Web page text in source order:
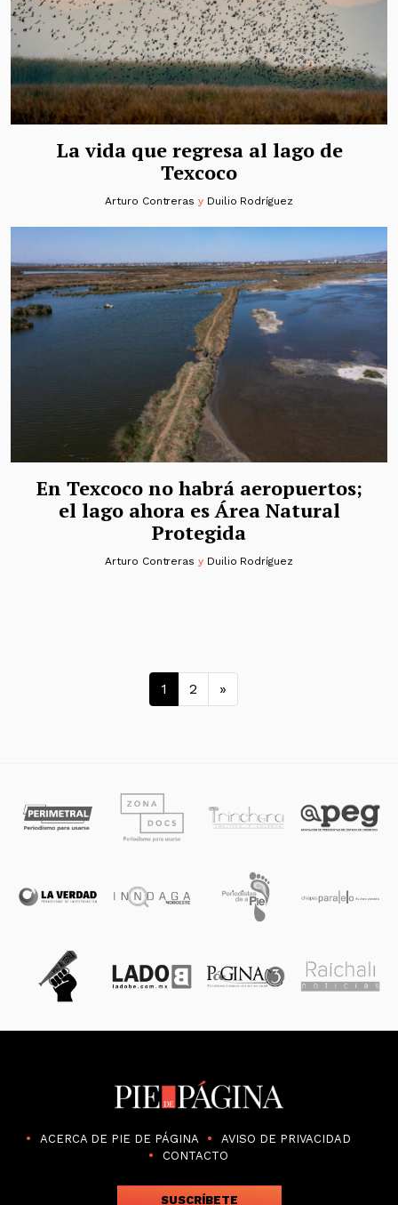
La vida que regresa al lago de
Texcoco
Arturo Contreras y Duilio Rodríguez
En Texcoco no habrá aeropuertos;
el lago ahora es Área Natural
Protegida
Arturo Contreras y Duilio Rodríguez
Navegación de
1 2 »
ACERCA DE PIE DE PÁGINA
AVISO DE PRIVACIDAD
CONTACTO
SUSCRÍBETE